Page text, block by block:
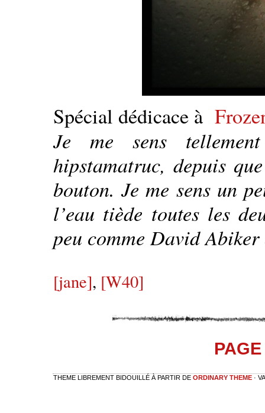
Spécial dédicace à
Je me sens
hipstamatruc, depuis
bouton. Je me sens un
l’eau tiède toutes les
peu comme David
[jane], [W40]
THEME LIBREMENT BIDOUILLÉ À PARTIR DE ORDINARY THEME ·